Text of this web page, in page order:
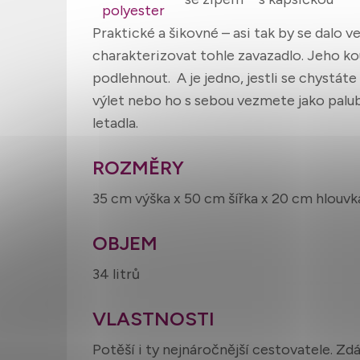
polyester
Praktické a šikovné – asi tak by se dalo
charakterizovat tohle zavazadlo. Jeho
podlehnout. A je jedno, jestli se
výlet nebo ho s sebou vezmete jako
letadla.
ROZMĚRY
35 cm výška x 50 cm šířka x 20 cm
OBJEM
34 litrů
VLASTNOSTI
Potěší i ty nejnáročnější cestovatele.